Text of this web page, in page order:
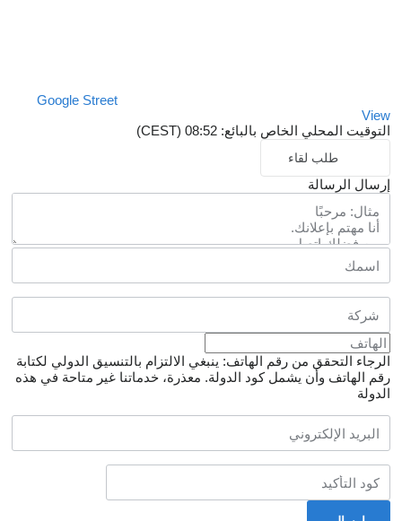
Google Street
View
التوقيت المحلي الخاص بالبائع: 08:52 (CEST)
طلب لقاء
إرسال الرسالة
الرجاء التحقق من رقم الهاتف: ينبغي الالتزام بالتنسيق الدولي لكتابة
رقم الهاتف وأن يشمل كود الدولة. معذرة، خدماتنا غير متاحة في هذه
الدولة